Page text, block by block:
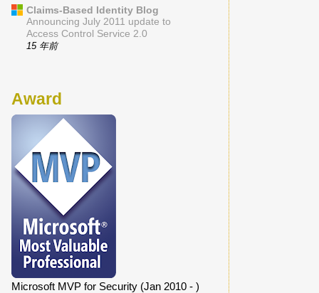
Claims-Based Identity Blog
Announcing July 2011 update to
Access Control Service 2.0
15 年前
Award
Microsoft MVP for Security (Jan 2010 - )